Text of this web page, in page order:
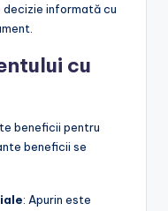
decizie informată cu
cu
beneficii pentru
beneficii se
: Apurin este